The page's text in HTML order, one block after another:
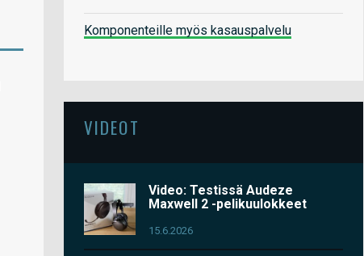
Komponenteille myös kasauspalvelu
VIDEOT
Video: Testissä Audeze
Maxwell 2 -pelikuulokkeet
15.6.2026